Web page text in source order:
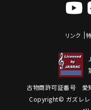
リンク
古物商許可証番号
Copyright© ガズレレ